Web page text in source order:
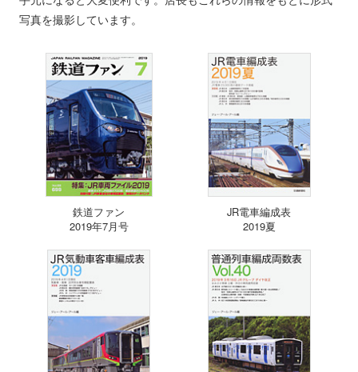
写真を撮影しています。
鉄道ファン
2019年7月号
JR電車編成表
2019夏